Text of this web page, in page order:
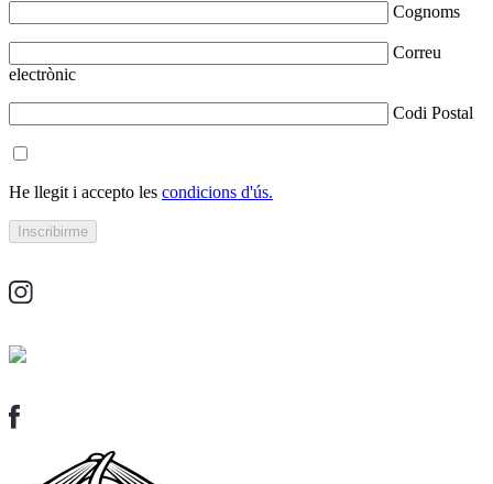
Cognoms
Correu
electrònic
Codi Postal
He llegit i accepto les condicions d'ús.